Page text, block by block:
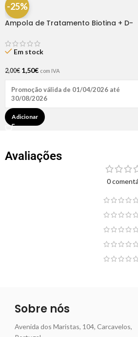
-25%
Ampola de Tratamento Biotina + D-
Em stock
2,00€ 1,50€ com IVA
Promoção válida de 01/04/2026 até
30/08/2026
Adicionar
Avaliações
0
Sobre nós
Avenida dos Maristas, 104, Carcavelos,